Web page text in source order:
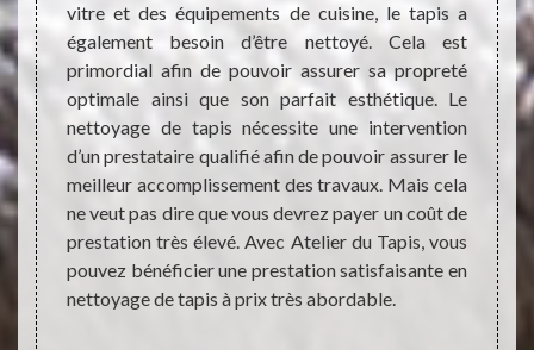
de
de
pas
une
vitre et des équipements de cuisine, le tapis a
également besoin d’être nettoyé. Cela est
primordial afin de pouvoir assurer sa propreté
optimale ainsi que son parfait esthétique. Le
nettoyage de tapis nécessite une intervention
d’un prestataire qualifié afin de pouvoir assurer le
meilleur accomplissement des travaux. Mais cela
ne veut pas dire que vous devrez payer un coût de
prestation très élevé. Avec Atelier du Tapis, vous
pouvez bénéficier une prestation satisfaisante en
nettoyage de tapis à prix très abordable.
si
très
à
tout